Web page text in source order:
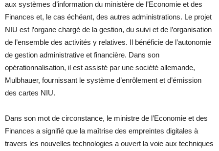
aux systèmes d’information du ministère de l’Economie et des
Finances et, le cas échéant, des autres administrations. Le projet
NIU est l’organe chargé de la gestion, du suivi et de l’organisation
de l’ensemble des activités y relatives. Il bénéficie de l’autonomie
de gestion administrative et financière. Dans son
opérationnalisation, il est assisté par une société allemande,
Mulbhauer, fournissant le système d’enrôlement et d’émission
des cartes NIU.
Dans son mot de circonstance, le ministre de l’Economie et des
Finances a signifié que la maîtrise des empreintes digitales à
travers les nouvelles technologies a ouvert la voie aux techniques